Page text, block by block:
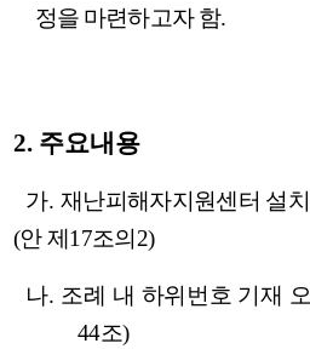
정을 마련하고자 함.
2. 주요내용
가. 재난피해자지원센터 설치
(안 제 17조의 2)
나. 조례 내 하위번호 기재
44조)